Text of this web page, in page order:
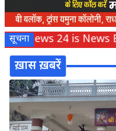
सूचना Blog to
ख़ास ख़बरें